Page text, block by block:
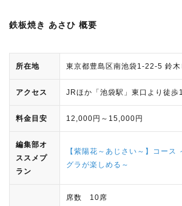
鉄板焼き あさひ 概要
所在地 東京都豊島区南池袋1-22-5 鈴木
アクセス JRほか「池袋駅」東口より徒歩
料金目安 12,000円～15,000円
編集部オ
ススメプ
ラン
【紫陽花～あじさい～】コース
グラが楽しめる～
席数 10席